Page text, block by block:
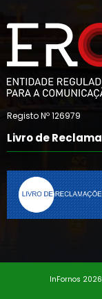
Registo Nº 126979
Livro de
InFornos 2026